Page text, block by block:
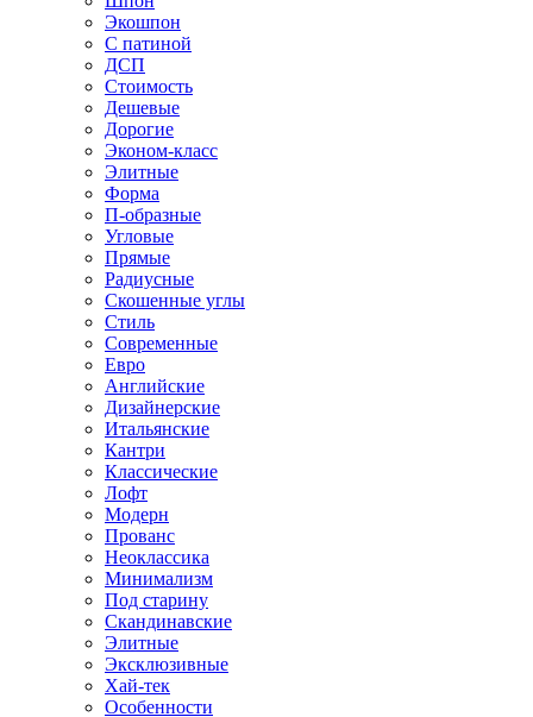
Экошпон
С патиной
ДСП
Стоимость
Дешевые
Дорогие
Эконом-класс
Элитные
Форма
П-образные
Угловые
Прямые
Радиусные
Скошенные углы
Стиль
Современные
Евро
Английские
Дизайнерские
Итальянские
Кантри
Классические
Лофт
Модерн
Прованс
Неоклассика
Минимализм
Под старину
Скандинавские
Элитные
Эксклюзивные
Хай-тек
Особенности